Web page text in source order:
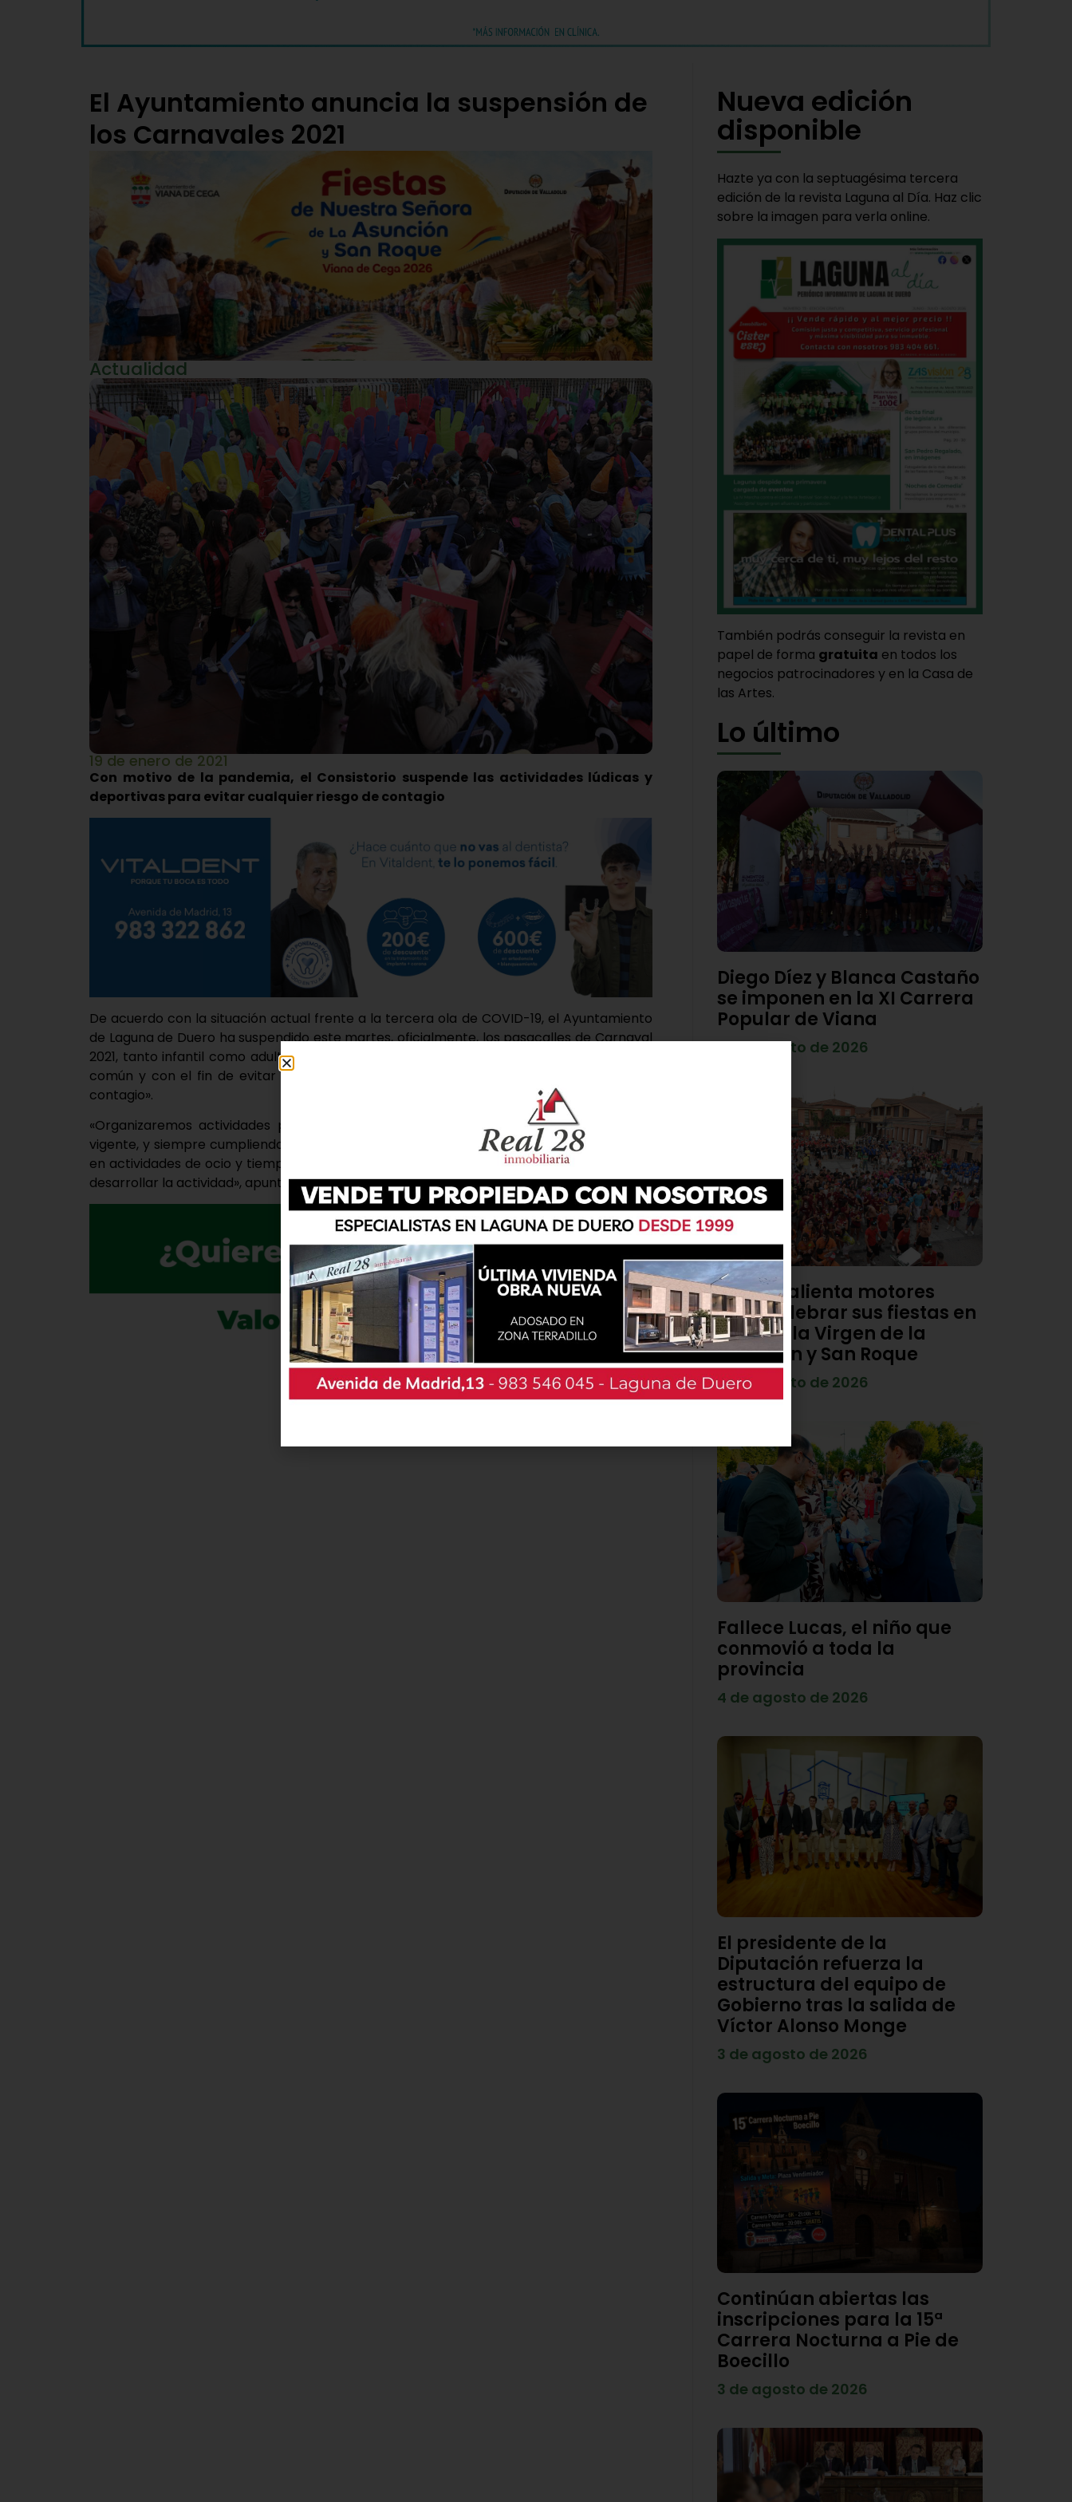
El Ayuntamiento anuncia la suspensión de
los Carnavales 2021
Actualidad
19 de enero de 2021
Con motivo de la pandemia, el Consistorio suspende las actividades lúdicas y
deportivas para evitar cualquier riesgo de contagio
De acuerdo con la situación actual frente a la tercera ola de COVID-19, el Ayuntamiento
de Laguna de Duero ha suspendido este martes, oficialmente, los pasacalles de Carnaval
2021, tanto infantil como adulto, así como el maratón de fútbol sala, «en pro de un bien
común y con el fin de evitar las aglomeraciones y contribuir así a reducir la curva de
contagio».
«Organizaremos actividades para los niños y niñas que estén sujetas a la normativa
vigente, y siempre cumpliendo con el protocolo marcado por la Junta de Castilla y León
en actividades de ocio y tiempo libre, con respecto a aforos y espacios donde se vaya a
desarrollar la actividad», apuntan desde el Consistorio.
Nueva edición
disponible
Hazte ya con la septuagésima tercera
edición de la revista Laguna al Día. Haz clic
sobre la imagen para verla online.
También podrás conseguir la revista en
papel de forma gratuita en todos los
negocios patrocinadores y en la Casa de
las Artes.
Lo último
Diego Díez y Blanca Castaño
se imponen en la XI Carrera
Popular de Viana
4 de agosto de 2026
Viana calienta motores
para celebrar sus fiestas en
honor a la Virgen de la
Asunción y San Roque
4 de agosto de 2026
Fallece Lucas, el niño que
conmovió a toda la
provincia
4 de agosto de 2026
El presidente de la
Diputación refuerza la
estructura del equipo de
Gobierno tras la salida de
Víctor Alonso Monge
3 de agosto de 2026
Continúan abiertas las
inscripciones para la 15ª
Carrera Nocturna a Pie de
Boecillo
3 de agosto de 2026